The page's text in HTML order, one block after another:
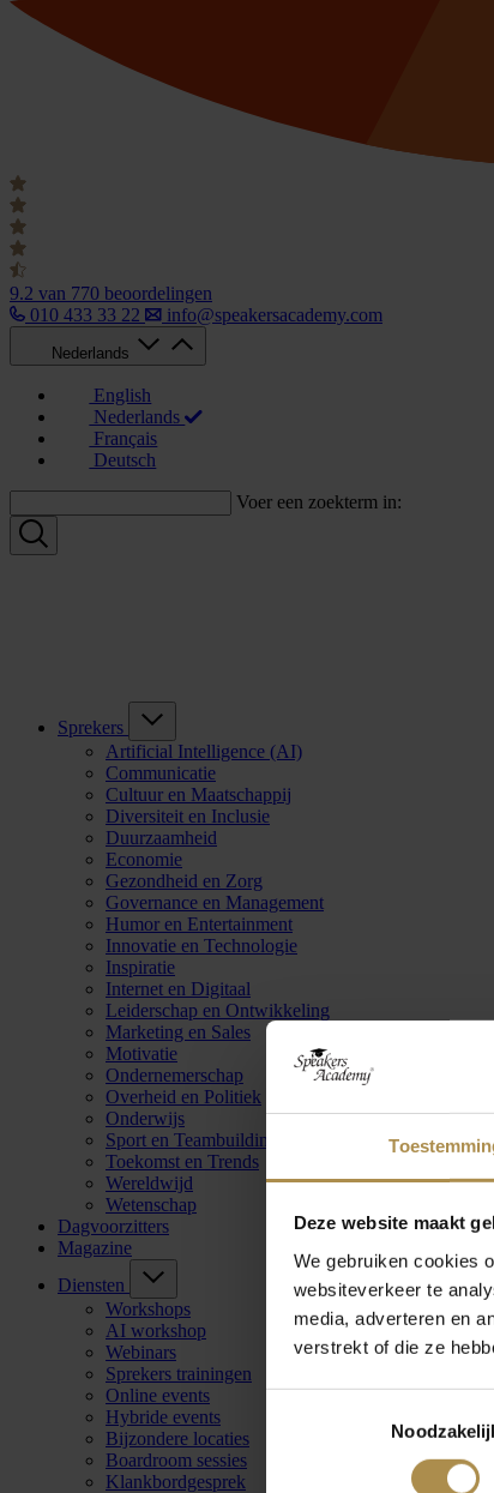
Deze website maakt
We gebruiken cookies
websiteverkeer te
media, adverteren en
verstrekt of die ze
9.2 van 770 beoordelingen
010 433 33 22
info@speakersacademy.com
Nederlands
English
Nederlands
Français
Deutsch
Voer een zoekterm in:
Sprekers
Artificial Intelligence (AI)
Communicatie
Cultuur en Maatschappij
Diversiteit en Inclusie
Duurzaamheid
Economie
Gezondheid en Zorg
Governance en Management
Humor en Entertainment
Innovatie en Technologie
Inspiratie
Internet en Digitaal
Leiderschap en Ontwikkeling
Marketing en Sales
Motivatie
Ondernemerschap
Overheid en Politiek
Onderwijs
Sport en Teambuilding
Toekomst en Trends
Wereldwijd
Wetenschap
Dagvoorzitters
Magazine
Diensten
Workshops
AI workshop
Webinars
Sprekers trainingen
Online events
Hybride events
Bijzondere locaties
Boardroom sessies
Klankbordgesprek